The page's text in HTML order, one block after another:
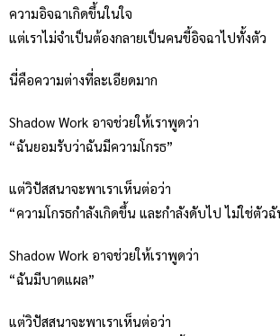
ความอิจฉาเกิดขึ้นในใจ
แต่เราไม่จำเป็นต้องกลายเป็นคนขี้อิจฉาไปทั้งตัว
นี่คือความต่างที่ละเอียดมาก
Shadow Work อาจช่วยให้เราพูดว่า
“ฉันยอมรับว่าฉันมีความโกรธ”
แต่วิปัสสนาจะพาเราเห็นต่อว่า
“ความโกรธกำลังเกิดขึ้น และกำลังดับไป ไม่ใช่ตัวฉั
Shadow Work อาจช่วยให้เราพูดว่า
“ฉันมีบาดแผล”
แต่วิปัสสนาจะพาเราเห็นต่อว่า